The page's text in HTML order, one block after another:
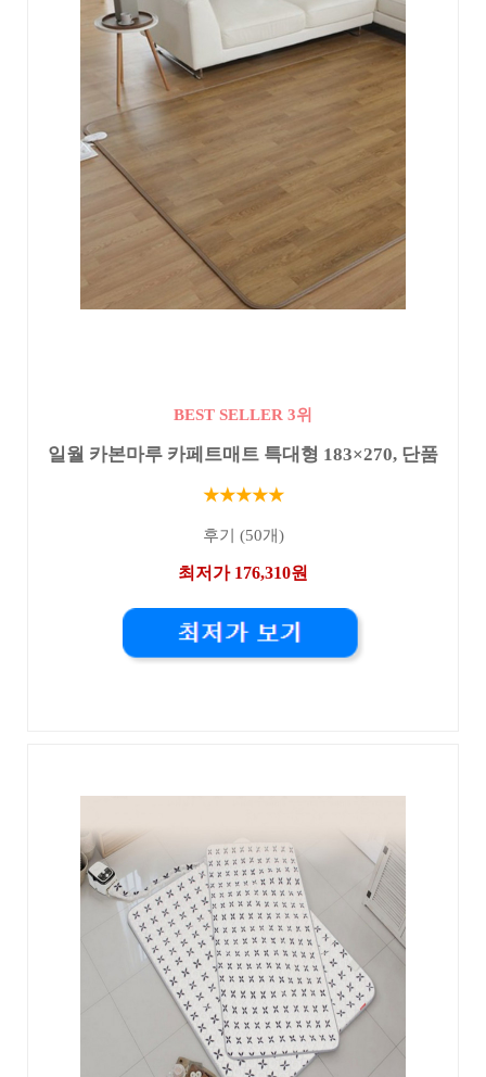
BEST SELLER 3위
일월 카본마루 카페트매트 특대형 183×270, 단품
★★★★★
후기 (50개)
최저가 176,310원